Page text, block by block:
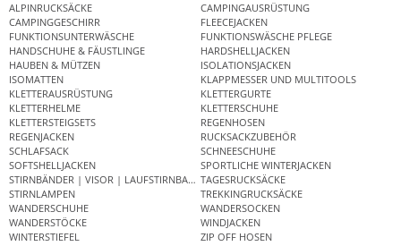
ALPINRUCKSÄCKE
CAMPINGAUSRÜSTUNG
CAMPINGGESCHIRR
FLEECEJACKEN
FUNKTIONSUNTERWÄSCHE
FUNKTIONSWÄSCHE PFLEGE
HANDSCHUHE & FÄUSTLINGE
HARDSHELLJACKEN
HAUBEN & MÜTZEN
ISOLATIONSJACKEN
ISOMATTEN
KLAPPMESSER UND MULTITOOLS
KLETTERAUSRÜSTUNG
KLETTERGURTE
KLETTERHELME
KLETTERSCHUHE
KLETTERSTEIGSETS
REGENHOSEN
REGENJACKEN
RUCKSACKZUBEHÖR
SCHLAFSACK
SCHNEESCHUHE
SOFTSHELLJACKEN
SPORTLICHE WINTERJACKEN
STIRNBÄNDER | VISOR | LAUFSTIRNBANDTAGESRUCKSÄCKE
STIRNLAMPEN
TREKKINGRUCKSÄCKE
WANDERSCHUHE
WANDERSOCKEN
WANDERSTÖCKE
WINDJACKEN
WINTERSTIEFEL
ZIP OFF HOSEN